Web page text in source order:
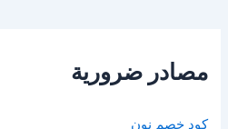
مصادر ضرورية
كود خصم نون